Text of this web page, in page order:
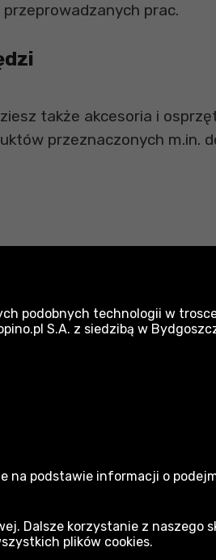
prac.
także akcesoria i
przeznaczonych m.in.
podobnych technologii w
S.A. z siedzibą w
podstawie informacji o
Dalsze korzystanie z naszego
plików cookies.